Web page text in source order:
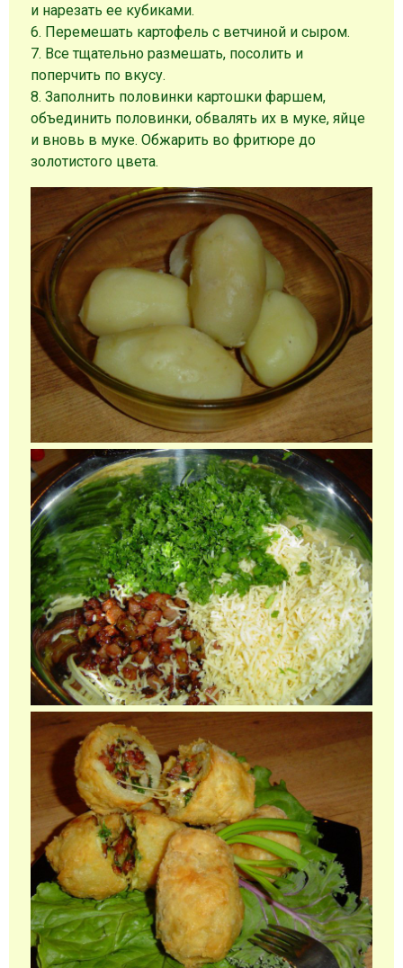
и нарезать ее кубиками.
6. Перемешать картофель с ветчиной и сыром.
7. Все тщательно размешать, посолить и
поперчить по вкусу.
8. Заполнить половинки картошки фаршем,
объединить половинки, обвалять их в муке, яйце
и вновь в муке. Обжарить во фритюре до
золотистого цвета.